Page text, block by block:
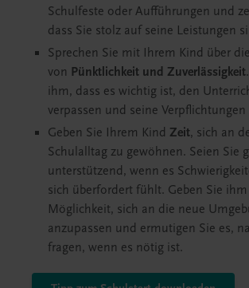
Schulfeste oder Aufführungen und
dass Sie stolz auf seine Leistungen
Sprechen Sie mit Ihrem Kind über
von Pünktlichkeit und Zuverlässigkeit
ihm, dass es wichtig ist, den
verpassen und seine
Geben Sie Ihrem Kind Zeit, sich an
Schulalltag zu gewöhnen. Seien Sie
unterstützend, wenn es
sich überfordert fühlt. Geben Sie
Möglichkeit, sich an die neue
anzupassen und ermutigen Sie es,
fragen, wenn es nötig ist.